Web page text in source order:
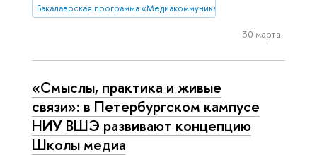
Бакалаврская программа «Медиакоммуникации»
30 марта
«Смыслы, практика и живые
связи»: в Петербургском кампусе
НИУ ВШЭ развивают концепцию
Школы медиа